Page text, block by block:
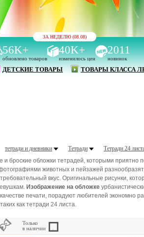
ЗА НЕДЕЛЮ (08.08)
56K+
обновлено товаров
40K+
изменилось цен
2011
новинок
ДЕТСКИЕ ТОВАРЫ ТОВАРЫ КЛАССА
тетради и дневники Тетради
Тетради 24
броские обложки тетрадей, которыми приятно
животных и пейзажей
вкус. Оригинальные рисунки,
Изображение на обложке
печати, порадуют любителей экономно
как тетради 24 листа.
Только
в наличии